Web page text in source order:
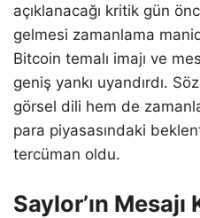
açıklanacağı kritik gün
gelmesi zamanlama
Bitcoin temalı imajı ve
geniş yankı uyandırdı.
görsel dili hem de
para piyasasındaki
tercüman oldu.
Saylor’ın Mesajı